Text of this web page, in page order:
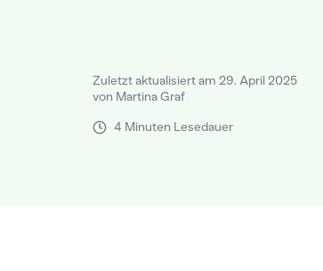
Zuletzt aktualisiert am 29. April 2025
von Martina Graf
4 Minuten Lesedauer